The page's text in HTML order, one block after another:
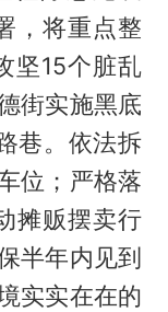
，将重点整
坚15个脏乱
街实施黑底
巷。依法拆
位；严格落
摊贩摆卖行
半年内见到
实实在在的